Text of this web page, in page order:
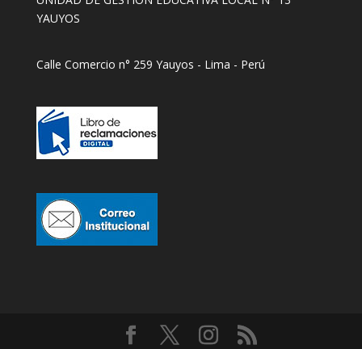
YAUYOS
Calle Comercio n° 259 Yauyos - Lima - Perú